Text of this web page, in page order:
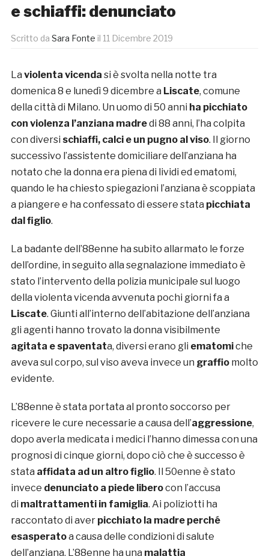
e schiaffi: denunciato
Scritto da Sara Fonte il 11 Dicembre 2019
La violenta vicenda si è svolta nella notte tra
domenica 8 e lunedì 9 dicembre a Liscate, comune
della città di Milano. Un uomo di 50 anni ha picchiato
con violenza l’anziana madredi 88 anni, l’ha colpita
con diversi schiaffi, calci e un pugno al viso. Il giorno
successivo l’assistente domiciliare dell’anziana ha
notato che la donna era piena di lividi ed ematomi,
quando le ha chiesto spiegazioni l’anziana è scoppiata
a piangere e ha confessato di essere stata picchiata
dal figlio.
La badante dell’88enne ha subito allarmato le forze
dell’ordine, in seguito alla segnalazione immediato è
stato l’intervento della polizia municipale sul luogo
della violenta vicenda avvenuta pochi giorni fa a
Liscate. Giunti all’interno dell’abitazione dell’anziana
gli agenti hanno trovato la donna visibilmente
agitata e spaventata, diversi erano gli ematomiche
aveva sul corpo, sul viso aveva invece un graffiomolto
evidente.
L’88enne è stata portata al pronto soccorso per
ricevere le cure necessarie a causa dell’aggressione,
dopo averla medicata i medici l’hanno dimessa con una
prognosi di cinque giorni, dopo ciò che è successo è
stata affidata ad un altro figlio. Il 50enne è stato
invece denunciato a piede liberocon l’accusa
di maltrattamenti in famiglia. Ai poliziotti ha
raccontato di aver picchiato la madre perché
esasperatoa causa delle condizioni di salute
dell’anziana. L’88enne ha una malattia